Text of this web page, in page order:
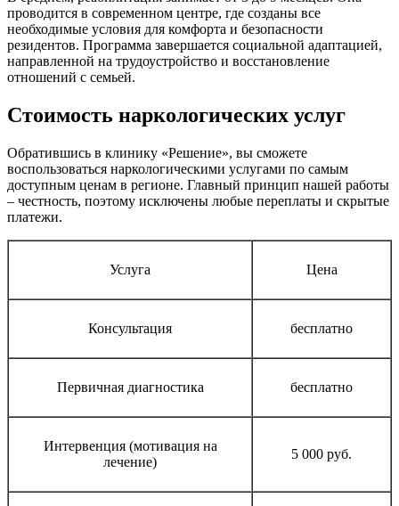
проводится в современном центре, где созданы все
необходимые условия для комфорта и безопасности
резидентов. Программа завершается социальной адаптацией,
направленной на трудоустройство и восстановление
отношений с семьей.
Стоимость наркологических услуг
Обратившись в клинику «Решение», вы сможете
воспользоваться наркологическими услугами по самым
доступным ценам в регионе. Главный принцип нашей работы
– честность, поэтому исключены любые переплаты и скрытые
платежи.
Услуга Цена
Консультация бесплатно
Первичная диагностика бесплатно
Интервенция (мотивация на
лечение)
5 000 руб.